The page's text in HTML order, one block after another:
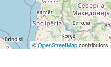
©OpenStreetMapcontributors